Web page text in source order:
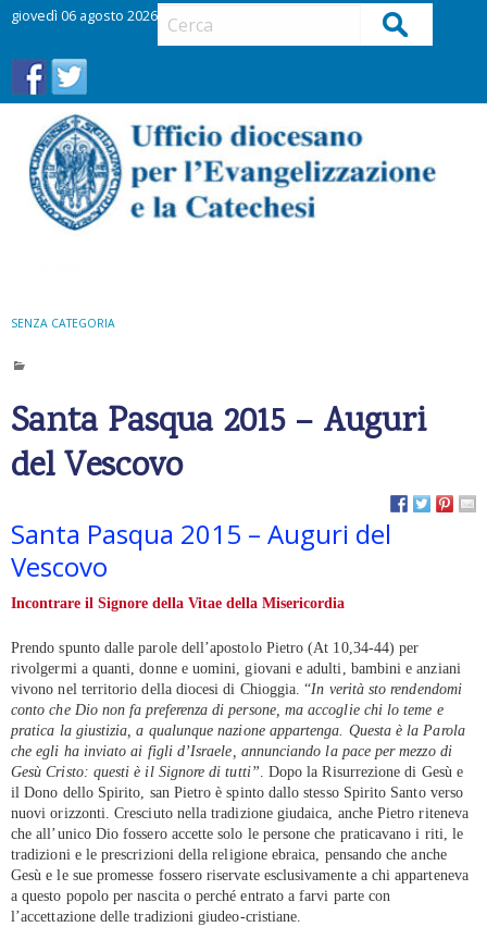
giovedì 06 agosto 2026 Cerca
SENZA CATEGORIA
Santa Pasqua 2015 – Auguri
del Vescovo
Santa Pasqua 2015 – Auguri del
Vescovo
Incontrare il Signore della Vitae della Misericordia
Prendo spunto dalle parole dell’apostolo Pietro (At 10,34-44) per
rivolgermi a quanti, donne e uomini, giovani e adulti, bambini e anziani
vivono nel territorio della diocesi di Chioggia. “In verità sto rendendomi
conto che Dio non fa preferenza di persone, ma accoglie chi lo teme e
pratica la giustizia, a qualunque nazione appartenga. Questa è la Parola
che egli ha inviato ai figli d’Israele, annunciando la pace per mezzo di
Gesù Cristo: questi è il Signore di tutti”. Dopo la Risurrezione di Gesù e
il Dono dello Spirito, san Pietro è spinto dallo stesso Spirito Santo verso
nuovi orizzonti. Cresciuto nella tradizione giudaica, anche Pietro riteneva
che all’unico Dio fossero accette solo le persone che praticavano i riti, le
tradizioni e le prescrizioni della religione ebraica, pensando che anche
Gesù e le sue promesse fossero riservate esclusivamente a chi apparteneva
a questo popolo per nascita o perché entrato a farvi parte con
l’accettazione delle tradizioni giudeo-cristiane.